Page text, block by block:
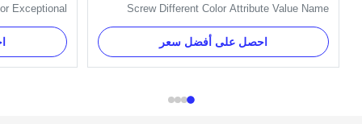
Screw Different Color Attribute Value Name
Coffin Bracket Color Gold, Silver Model Number
Bracket 6# - Cross Design Unique Design
Capacity 100000 pcs per week Packing List 4
pcs in a poly bag Application Funeral decoration,
احصل على أفضل سعر
Exceptional
Coffin
and style,
the finest
is made with